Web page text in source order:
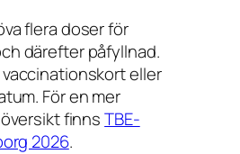
flera doser för
därefter påfyllnad.
eller
För en mer
finnsTBE-
2026.